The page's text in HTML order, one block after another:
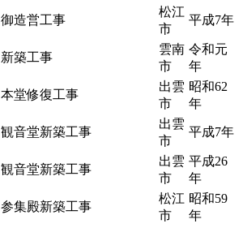
御造営工事
松江
市
平成7年
新築工事
雲南
市
令和元
年
本堂修復工事
出雲
市
昭和62
年
観音堂新築工事
出雲
市
平成7年
観音堂新築工事
出雲
市
平成26
年
参集殿新築工事
松江
市
昭和59
年